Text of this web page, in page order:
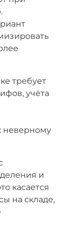
требует
учёта
неверному
и
касается
на складе,